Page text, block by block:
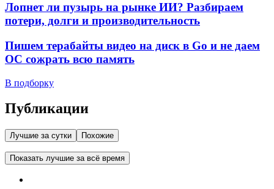
Лопнет ли пузырь на рынке ИИ? Разбираем
потери, долги и производительность
Пишем терабайты видео на диск в Go и не даем
ОС сожрать всю память
В подборку
Публикации
Лучшие за сутки Похожие
Показать лучшие за всё время